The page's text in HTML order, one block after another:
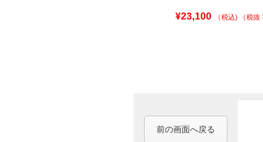
¥23,100
（税込) （税
前の画面へ戻る